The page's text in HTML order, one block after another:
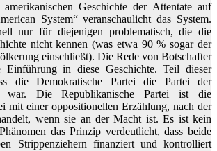
Geschichte der Attentate auf
System“ veranschaulicht das System.
nur für diejenigen problematisch, die die
nicht kennen (was etwa 90 % sogar der
einschließt). Die Rede von Botschafter
in diese Geschichte. Teil dieser
die Demokratische Partei die Partei der
war. Die Republikanische Partei ist die
mit einer oppositionellen Erzählung, nach der
wenn sie an der Macht ist. Es ist kein
das Prinzip verdeutlicht, dass beide
Strippenziehern finanziert und kontrolliert